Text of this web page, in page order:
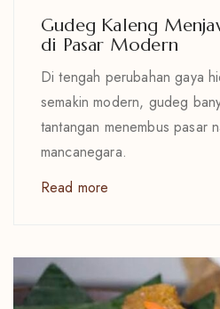
Gudeg Kaleng
di Pasar Modern
Di tengah perubahan gaya
semakin modern, gudeg
tantangan menembus pasar
mancanegara.
Read more